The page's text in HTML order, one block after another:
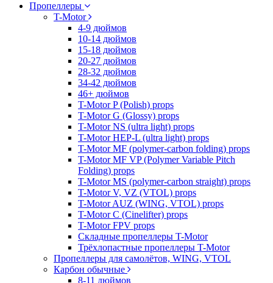
Пропеллеры
T-Motor
4-9 дюймов
10-14 дюймов
15-18 дюймов
20-27 дюймов
28-32 дюймов
34-42 дюймов
46+ дюймов
T-Motor P (Polish) props
T-Motor G (Glossy) props
T-Motor NS (ultra light) props
T-Motor HEP-L (ultra light) props
T-Motor MF (polymer-carbon folding) props
T-Motor MF VP (Polymer Variable Pitch
Folding) props
T-Motor MS (polymer-carbon straight) props
T-Motor V, VZ (VTOL) props
T-Motor AUZ (WING, VTOL) props
T-Motor C (Cinelifter) props
T-Motor FPV props
Складные пропеллеры T-Motor
Трёхлопастные пропеллеры T-Motor
Пропеллеры для самолётов, WING, VTOL
Карбон обычные
8-11 дюймов